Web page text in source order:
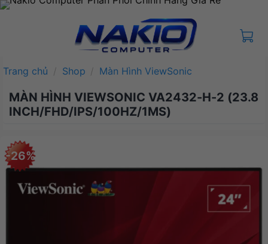
Bỏ
Trang chủ / Shop / Màn Hình ViewSonic
MÀN HÌNH VIEWSONIC VA2432-H-2 (23.8
INCH/FHD/IPS/100HZ/1MS)
-26%